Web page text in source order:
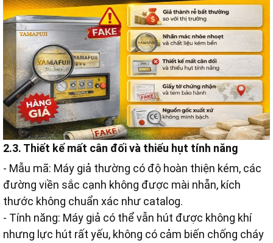
2.3. Thiết kế mất cân đối và thiếu hụt tính năng
- Mẫu mã: Máy giả thường có độ hoàn thiện kém, các
đường viền sắc cạnh không được mài nhẵn, kích
thước không chuẩn xác như catalog.
- Tính năng: Máy giả có thể vẫn hút được không khí
nhưng lực hút rất yếu, không có cảm biến chống cháy